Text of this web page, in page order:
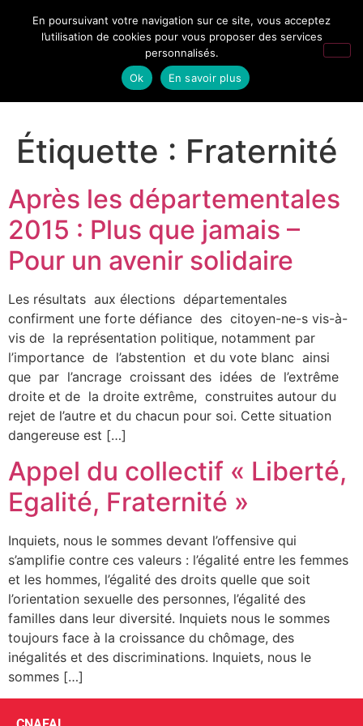
Étiquette : Fraternité
Après les départementales
2015 : Plus que jamais –
Pour un avenir solidaire
Les résultats aux élections départementales
confirment une forte défiance des citoyen-ne-s vis-à-
vis de la représentation politique, notamment par
l’importance de l’abstention et du vote blanc ainsi
que par l’ancrage croissant des idées de l’extrême
droite et de la droite extrême, construites autour du
rejet de l’autre et du chacun pour soi. Cette situation
dangereuse est […]
Appel du collectif « Liberté,
Egalité, Fraternité »
Inquiets, nous le sommes devant l’offensive qui
s’amplifie contre ces valeurs : l’égalité entre les femmes
et les hommes, l’égalité des droits quelle que soit
l’orientation sexuelle des personnes, l’égalité des
familles dans leur diversité. Inquiets nous le sommes
toujours face à la croissance du chômage, des
inégalités et des discriminations. Inquiets, nous le
sommes […]
En poursuivant votre navigation sur ce site, vous acceptez
l’utilisation de cookies pour vous proposer des services
personnalisés.
Ok
En savoir plus